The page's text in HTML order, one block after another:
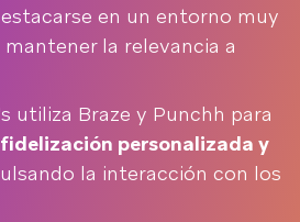
en un entorno muy
la relevancia a
utiliza Braze y Punchh para
personalizada y
la interacción con los